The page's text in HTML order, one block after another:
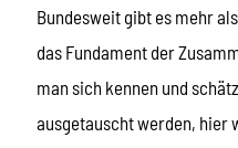
Bundesweit gibt es mehr
das Fundament der
man sich kennen und
ausgetauscht werden, hier